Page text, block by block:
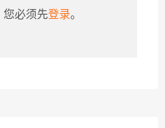
您必须先登录。